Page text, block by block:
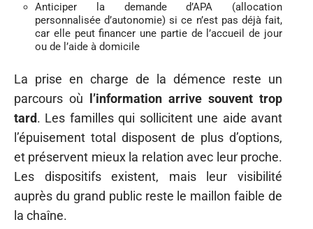
Anticiper la demande d’APA (allocation
personnalisée d’autonomie) si ce n’est pas déjà fait,
car elle peut financer une partie de l’accueil de jour
ou de l’aide à domicile
La prise en charge de la démence reste un
parcours où l’information arrive souvent trop
tard. Les familles qui sollicitent une aide avant
l’épuisement total disposent de plus d’options,
et préservent mieux la relation avec leur proche.
Les dispositifs existent, mais leur visibilité
auprès du grand public reste le maillon faible de
la chaîne.